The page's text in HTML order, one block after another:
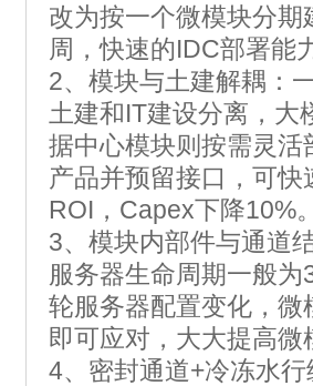
改为按一个微模块分
周，快速的IDC部署能
2、模块与土建解耦：
土建和IT建设分离，大
据中心模块则按需灵
产品并预留接口，可
ROI，Capex下降10%。
3、模块内部件与通道
服务器生命周期一般
轮服务器配置变化，
即可应对，大大提高
4、密封通道+冷冻水